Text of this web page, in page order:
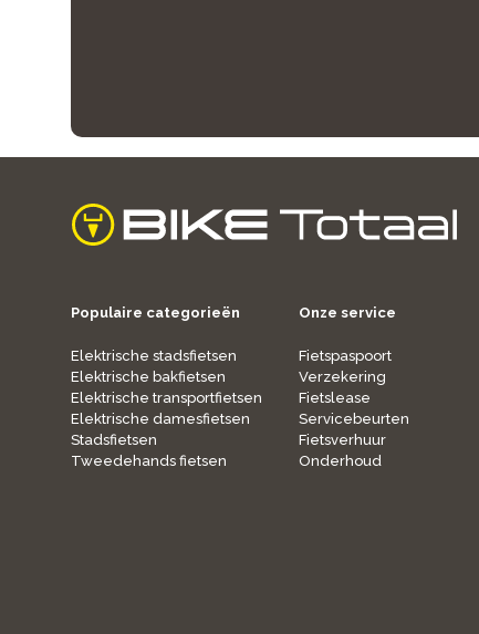
home
Populaire categorieën
Elektrische stadsfietsen
Elektrische bakfietsen
Elektrische transportfietsen
Elektrische damesfietsen
Stadsfietsen
Tweedehands fietsen
Onze service
Fietspaspoort
Verzekering
Fietslease
Servicebeurten
Fietsverhuur
Onderhoud